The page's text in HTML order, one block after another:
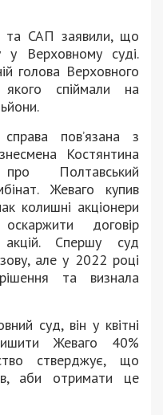
та САП заявили, що
у Верховному суді.
голова Верховного
спіймали на
повʼязана з
Костянтина
Полтавський
Жеваго купив
колишні акціонери
договір
акцій. Спершу суд
але у 2022 році
та визнала
суд, він у квітні
Жеваго 40%
стверджує, що
аби отримати це